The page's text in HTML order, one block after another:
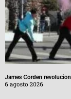
James Corden
6 agosto 2026